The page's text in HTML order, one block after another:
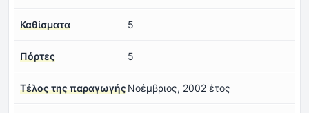
Καθίσματα 5
Πόρτες 5
Τέλος της παραγωγήςΝοέμβριος, 2002 έτος